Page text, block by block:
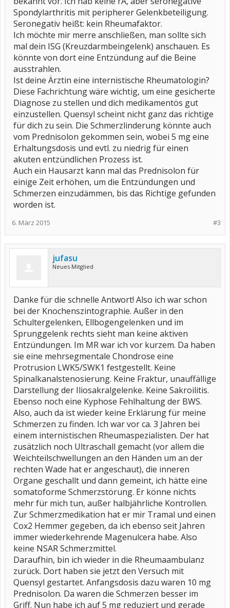
Spondylarthritis mit peripherer Gelenkbeteiligung.
Seronegativ heißt: kein Rheumafaktor.
Ich möchte mir merre anschließen, man sollte sich
mal dein ISG (Kreuzdarmbeingelenk) anschauen. Es
könnte von dort eine Entzündung auf die Beine
ausstrahlen.
Ist deine Ärztin eine internistische Rheumatologin?
Diese Fachrichtung wäre wichtig, um eine gesicherte
Diagnose zu stellen und dich medikamentös gut
einzustellen. Quensyl scheint nicht ganz das richtige
für dich zu sein. Die Schmerzlinderung könnte auch
vom Prednisolon gekommen sein, wobei 5 mg eine
Erhaltungsdosis und evtl. zu niedrig für einen
akuten entzündlichen Prozess ist.
Auch ein Hausarzt kann mal das Prednisolon für
einige Zeit erhöhen, um die Entzündungen und
Schmerzen einzudämmen, bis das Richtige gefunden
worden ist.
#3
6. März 2015
jufasu
Neues Mitglied
Danke für die schnelle Antwort! Also ich war schon
bei der Knochenszintographie. Außer in den
Schultergelenken, Ellbogengelenken und im
Sprunggelenk rechts sieht man keine aktiven
Entzündungen. Im MR war ich vor kurzem. Da haben
sie eine mehrsegmentale Chondrose eine
Protrusion LWK5/SWK1 festgestellt. Keine
Spinalkanalstenosierung. Keine Fraktur, unauffällige
Darstellung der Iliosakralgelenke. Keine Sakroilitis.
Ebenso noch eine Kyphose Fehlhaltung der BWS.
Also, auch da ist wieder keine Erklärung für meine
Schmerzen zu finden. Ich war vor ca. 3 Jahren bei
einem internistischen Rheumaspezialisten. Der hat
zusätzlich noch Ultraschall gemacht (vor allem die
Weichteilschwellungen an den Händen um an der
rechten Wade hat er angeschaut), die inneren
Organe geschallt und dann gemeint, ich hätte eine
somatoforme Schmerzstörung. Er könne nichts
mehr für mich tun, außer halbjährliche Kontrollen.
Zur Schmerzmedikation hat er mir Tramal und einen
Cox2 Hemmer gegeben, da ich ebenso seit Jahren
immer wiederkehrende Magenulcera habe. Also
keine NSAR Schmerzmittel.
Daraufhin, bin ich wieder in die Rheumaambulanz
zurück. Dort haben sie jetzt den Versuch mit
Quensyl gestartet. Anfangsdosis dazu waren 10 mg
Prednisolon. Da waren die Schmerzen besser im
Griff. Nun habe ich auf 5 mg reduziert und gerade